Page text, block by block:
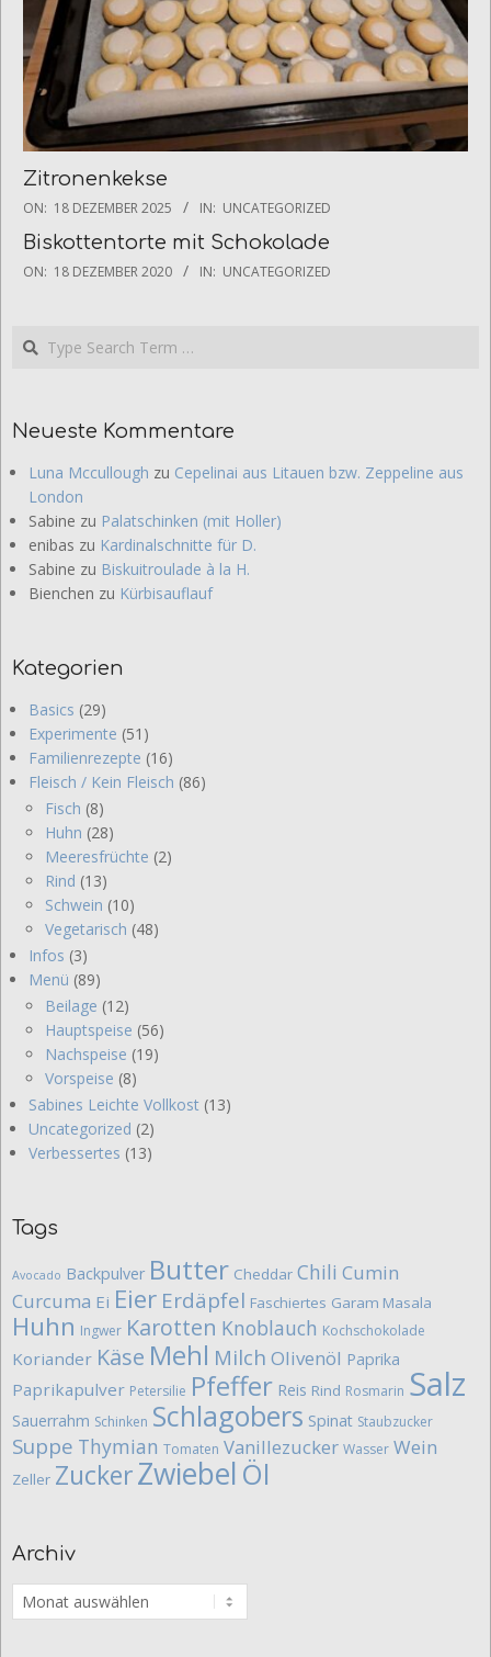
Zitronenkekse
2025-
18
ON: 18 DEZEMBER 2025 IN: UNCATEGORIZED
Biskottentorte mit Schokolade
2020-
ON: 18 DEZEMBER 2020 IN: UNCATEGORIZED
Search
Neueste Kommentare
Luna Mccullough zu Cepelinai aus Litauen bzw. Zeppeline aus
London
Sabine zu Palatschinken (mit Holler)
enibas zu Kardinalschnitte für D.
Sabine zu Biskuitroulade à la H.
Bienchen zu Kürbisauflauf
Kategorien
Basics (29)
Experimente (51)
Familienrezepte (16)
Fleisch / Kein Fleisch (86)
Fisch (8)
Huhn (28)
Meeresfrüchte (2)
Rind (13)
Schwein (10)
Vegetarisch (48)
Infos (3)
Menü (89)
Beilage (12)
Hauptspeise (56)
Nachspeise (19)
Vorspeise (8)
Sabines Leichte Vollkost (13)
Uncategorized (2)
Verbessertes (13)
Tags
Avocado Backpulver Butter Cheddar Chili Cumin
Curcuma Ei Eier Erdäpfel Faschiertes Garam Masala
Huhn Ingwer Karotten Knoblauch Kochschokolade
Koriander Käse Mehl Milch Olivenöl Paprika
Paprikapulver Petersilie Pfeffer Reis Rind Rosmarin Salz
Sauerrahm Schinken Schlagobers Spinat Staubzucker
Suppe Thymian Tomaten Vanillezucker Wasser Wein
Zeller ZuckerZwiebel Öl
Archiv
Archiv